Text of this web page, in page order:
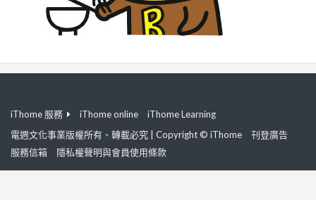
iThome 服務 iThome online
iThome Learning
電週文化事業版權所有、轉載必究 | Copyright © iThome
刊登廣告
服務信箱
隱私權聲明與會員使用條款